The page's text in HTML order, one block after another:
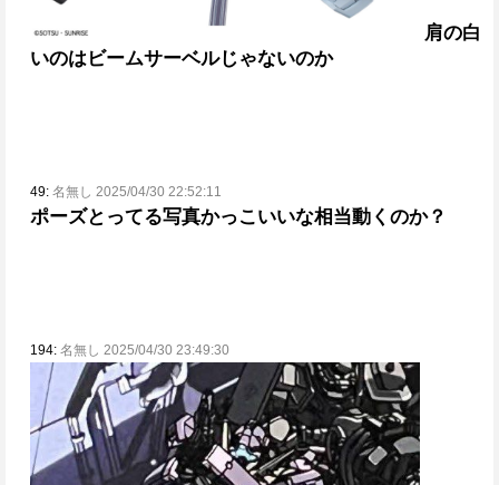
肩の白
いのはビームサーベルじゃないのか
49: 名無し 2025/04/30 22:52:11
ポーズとってる写真かっこいいな相当動くのか？
194: 名無し 2025/04/30 23:49:30